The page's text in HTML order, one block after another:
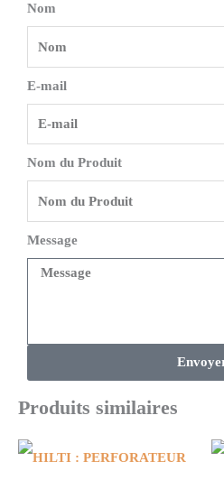
Nom
E-mail
Nom du Produit
Message
Produits similaires